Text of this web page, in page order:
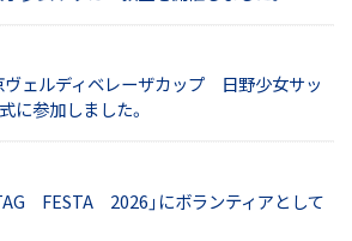
ヴェルディベレーザカップ 日野少女サッ
に参加しました。
FESTA 2026」にボランティアとして